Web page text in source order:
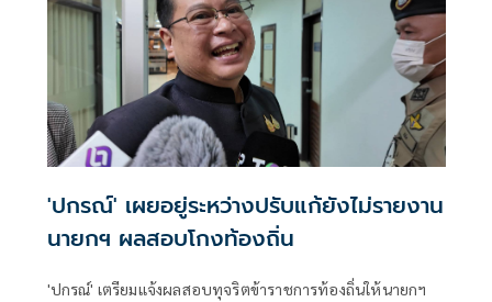
'ปกรณ์' เผยอยู่ระหว่างปรับแก้ยังไม่รายงาน
นายกฯ ผลสอบโกงท้องถิ่น
'ปกรณ์' เตรียมแจ้งผลสอบทุจริตข้าราชการท้องถิ่นให้นายกฯ